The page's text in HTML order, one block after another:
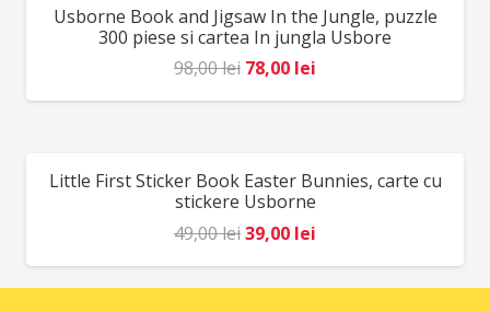
64,00 lei.
REDUCERI!
Usborne Book and Jigsaw In the Jungle, puzzle
300 piese si cartea In jungla Usbore
98,00lei Prețul
inițial
98,00 lei.
78,00 lei
curent
REDUCERI!
Little First Sticker Book Easter Bunnies, carte cu
stickere Usborne
49,00leiPrețul
inițial
a
39,00 lei
curent
este: